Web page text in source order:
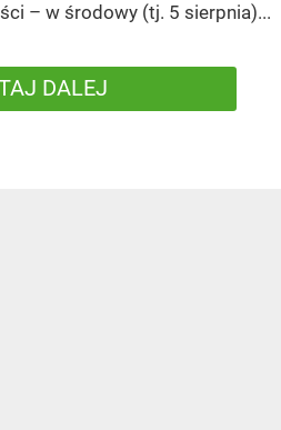
– w środowy (tj. 5 sierpnia)...
DALEJ